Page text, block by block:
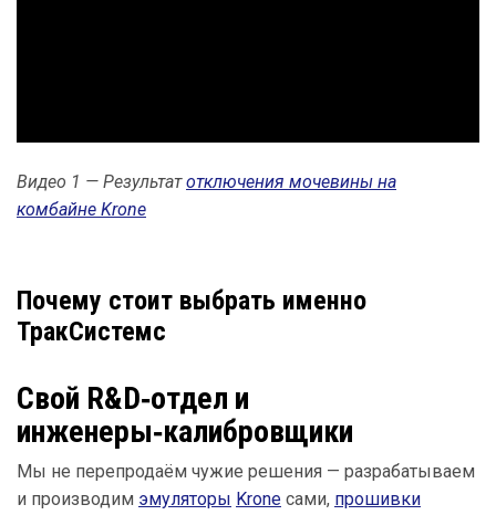
Видео 1 — Результатотключения мочевины на
комбайне Krone
Почему стоит выбрать именно
ТракСистемс
Свой R&D‑отдел и
инженеры‑калибровщики
Мы не перепродаём чужие решения — разрабатываем
и производим эмуляторы Krone сами, прошивки